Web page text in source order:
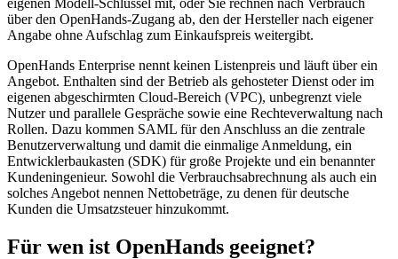
eigenen Modell-Schlüssel mit, oder Sie rechnen nach Verbrauch
über den OpenHands-Zugang ab, den der Hersteller nach eigener
Angabe ohne Aufschlag zum Einkaufspreis weitergibt.
OpenHands Enterprise nennt keinen Listenpreis und läuft über ein
Angebot. Enthalten sind der Betrieb als gehosteter Dienst oder im
eigenen abgeschirmten Cloud-Bereich (VPC), unbegrenzt viele
Nutzer und parallele Gespräche sowie eine Rechteverwaltung nach
Rollen. Dazu kommen SAML für den Anschluss an die zentrale
Benutzerverwaltung und damit die einmalige Anmeldung, ein
Entwicklerbaukasten (SDK) für große Projekte und ein benannter
Kundeningenieur. Sowohl die Verbrauchsabrechnung als auch ein
solches Angebot nennen Nettobeträge, zu denen für deutsche
Kunden die Umsatzsteuer hinzukommt.
Für wen ist OpenHands geeignet?